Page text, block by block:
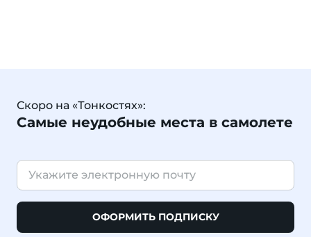
Скоро на «Тонкостях»:
Самые неудобные места в самолете
ОФОРМИТЬ ПОДПИСКУ